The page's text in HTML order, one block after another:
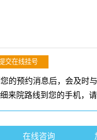
的预约消息后，会及时
来院路线到您的手机，请
在线咨询